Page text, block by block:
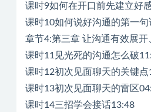
课时9如何在开口前先建立好
课时10如何说好沟通的第一句
章节4:第三章 让沟通有效展开
课时11见光死的沟通怎么破
课时12初次见面聊天的关键点
课时13初次见面聊天的雷区
课时14三招学会接话13:48